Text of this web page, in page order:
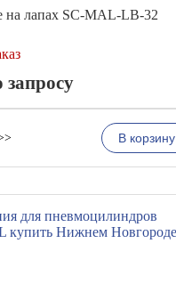
на лапах SC-MAL-LB-32
В корзину